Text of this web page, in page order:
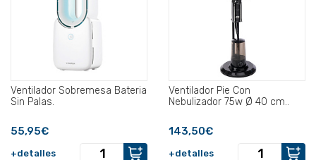
Ventilador Sobremesa Bateria
Sin Palas.
55,95€
+detalles
Ventilador Pie Con
Nebulizador 75w Ø 40 cm..
143,50€
+detalles